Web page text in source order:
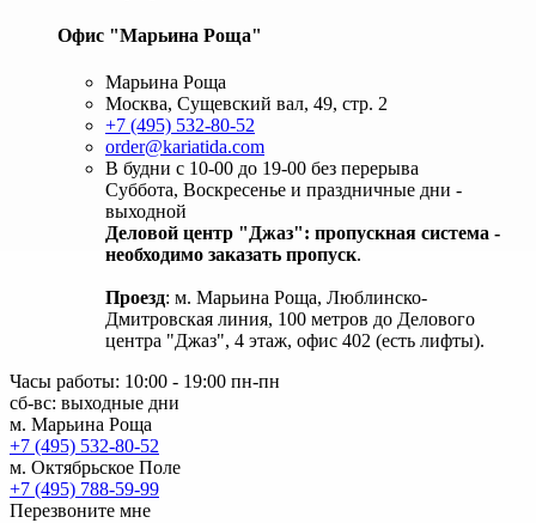
Офис "Марьина Роща"
Марьина Роща
Москва, Сущевский вал, 49, стр. 2
+7 (495) 532-80-52
order@kariatida.com
В будни с 10-00 до 19-00 без перерыва
Суббота, Воскресенье и праздничные дни -
выходной
Деловой центр "Джаз": пропускная система -
необходимо заказать пропуск.
Проезд: м. Марьина Роща, Люблинско-
Дмитровская линия, 100 метров до Делового
центра "Джаз", 4 этаж, офис 402 (есть лифты).
Часы работы: 10:00 - 19:00 пн-пн
сб-вс: выходные дни
м. Марьина Роща
+7 (495) 532-80-52
м. Октябрьское Поле
+7 (495) 788-59-99
Перезвоните мне